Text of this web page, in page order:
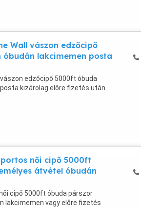
Wall vászon edzőcipő
lakcimemen posta
edzőcipő 5000ft óbuda
kizárolag előre fizetés után
női cipő 5000ft
átvétel óbudán
cipő 5000ft óbuda párszor
lakcimemen vagy előre fizetés